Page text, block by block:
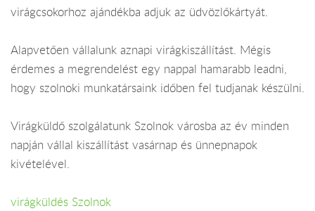
virágcsokorhoz ajándékba adjuk az üdvözlőkártyát.
Alapvetően vállalunk aznapi virágkiszállítást. Mégis
érdemes a megrendelést egy nappal hamarabb leadni,
hogy szolnoki munkatársaink időben fel tudjanak készülni.
Virágküldő szolgálatunk Szolnok városba az év minden
napján vállal kiszállítást vasárnap és ünnepnapok
kivételével.
virágküldés Szolnok